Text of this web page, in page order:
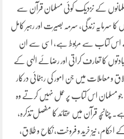
کے نزدیک کوئی مسلمان قرآن سے
کا سرمایہ زندگی، سرمہ بصیرت اور رہبر کامل
شے اس کتاب سے مربوط ہے، اسی سے ان
کا تعارف کراتی اور رضائے الہی کے
و معاملات میں جن امور کی رہنمائی درکار
مسلمان اس کتاب پر عمل نہیں کرتے وہ
چنانچہ قرآن میں عقائد کا مفصل تذکرہ،
احکام، نیز خرید و فروخت، نکاح و طلاق،